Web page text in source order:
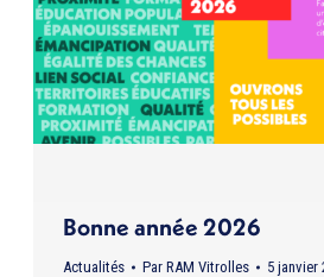
Bonne année 2026
Actualités Par RAM Vitrolles 5 janvier